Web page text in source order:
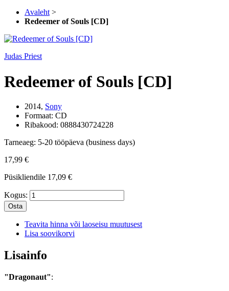
Avaleht >
Redeemer of Souls [CD]
Judas Priest
Redeemer of Souls [CD]
2014, Sony
Formaat: CD
Ribakood: 0888430724228
Tarneaeg: 5-20 tööpäeva (business days)
17,99 €
Püsikliendile 17,09 €
Kogus:
Osta
Teavita hinna või laoseisu muutusest
Lisa soovikorvi
Lisainfo
"Dragonaut":